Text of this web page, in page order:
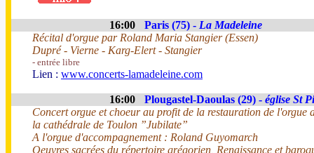
16:00 Paris (75) - La Madeleine
Récital d'orgue par Roland Maria Stangier (Essen)
Dupré - Vierne - Karg-Elert - Stangier
- entrée libre
Lien : www.concerts-lamadeleine.com
16:00 Plougastel-Daoulas (29) - église St
Concert orgue et choeur au profit de la restauration de l'orgue
la cathédrale de Toulon ”Jubilate”
A l'orgue d'accompagnement : Roland Guyomarch
Oeuvres sacrées du répertoire grégorien, Renaissance et